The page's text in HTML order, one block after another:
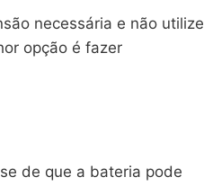
necessária e não utilize
opção é fazer
de que a bateria pode